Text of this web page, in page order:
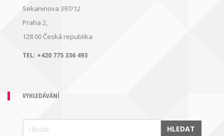
Sekaninova 397/12
Praha 2,
128 00 Česká republika
TEL: +420 775 336 493
VYHLEDÁVÁNÍ
HLEDAT